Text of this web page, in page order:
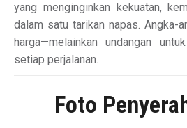
yang menginginkan kekuatan,
dalam satu tarikan napas. Angka-
harga—melainkan undangan
setiap perjalanan.
Foto